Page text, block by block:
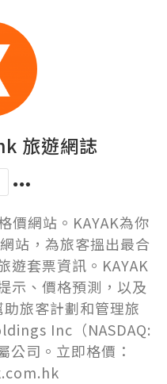
旅遊網誌
價網站。KAYAK為你
站，為旅客搵出最合
遊套票資訊。KAYAK
示、價格預測，以及
旅客計劃和管理旅
Inc（NASDAQ:
公司。立即格價：